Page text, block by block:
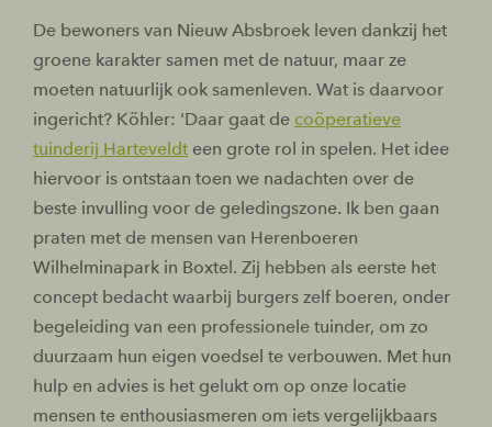
De bewoners van Nieuw Absbroek leven dankzij het
groene karakter samen met de natuur, maar ze
moeten natuurlijk ook samenleven. Wat is daarvoor
ingericht? Köhler: 'Daar gaat de coöperatieve
tuinderij Harteveldt een grote rol in spelen. Het idee
hiervoor is ontstaan toen we nadachten over de
beste invulling voor de geledingszone. Ik ben gaan
praten met de mensen van Herenboeren
Wilhelminapark in Boxtel. Zij hebben als eerste het
concept bedacht waarbij burgers zelf boeren, onder
begeleiding van een professionele tuinder, om zo
duurzaam hun eigen voedsel te verbouwen. Met hun
hulp en advies is het gelukt om op onze locatie
mensen te enthousiasmeren om iets vergelijkbaars